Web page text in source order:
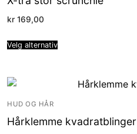
kr 169,00
Velg alternativ
HUD OG HÅR
Hårklemme kvadratblinger